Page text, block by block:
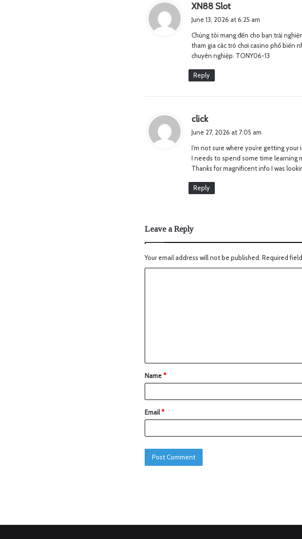
XN88 Slot
s
:
June 13, 2026 at 6:25 am
Chúng tôi mang đến cho bạn trải
tham gia các trò chơi casino phổ biến
chuyên nghiệp. TONY06-13
Reply
clicks
s
:
June 27, 2026 at 7:05 am
I’m not sure where you’re getting
I needs to spend some time learning
Thanks for magnificent info I was
Reply
Leave a Reply
Your email address will not be published. Required
Name*
Email*